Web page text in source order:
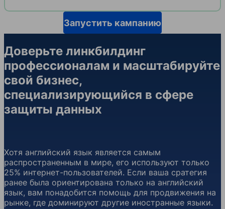
Запустить кампанию
Доверьте линкбилдинг
профессионалам и масштабируйте
свой бизнес,
специализирующийся в сфере
защиты данных
Хотя английский язык является самым
распространенным в мире, его используют только
25% интернет-пользователей. Если ваша сратегия
ранее была ориентирована только на английский
язык, вам понадобится помощь для продвижения на
рынке, где доминируют другие иностранные языки.